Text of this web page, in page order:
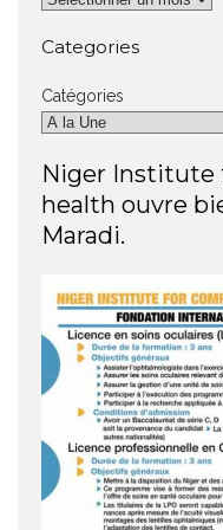
Categories
Catégories
Niger Institute
health ouvre
Maradi.